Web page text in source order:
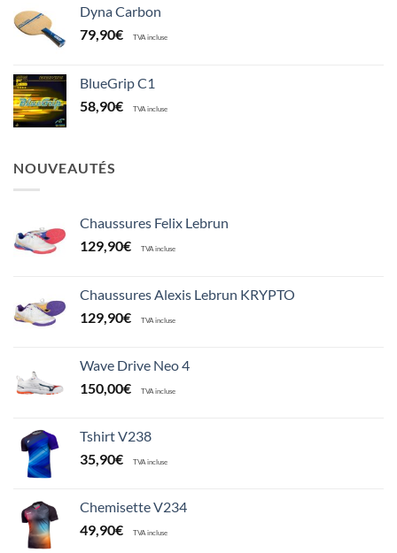
Dyna Carbon
79,90€ TVA incluse
BlueGrip C1
58,90€ TVA incluse
NOUVEAUTÉS
Chaussures Felix Lebrun
129,90€ TVA incluse
Chaussures Alexis Lebrun KRYPTO
129,90€ TVA incluse
Wave Drive Neo 4
150,00€ TVA incluse
Tshirt V238
35,90€ TVA incluse
Chemisette V234
49,90€ TVA incluse